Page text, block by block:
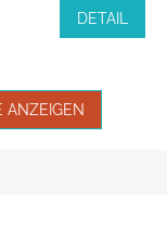
DETAIL
ANZEIGEN